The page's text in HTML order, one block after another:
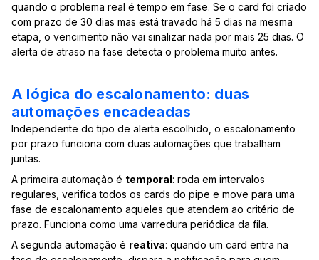
quando o problema real é tempo em fase. Se o card foi criado
com prazo de 30 dias mas está travado há 5 dias na mesma
etapa, o vencimento não vai sinalizar nada por mais 25 dias. O
alerta de atraso na fase detecta o problema muito antes.
A lógica do escalonamento: duas
automações encadeadas
Independente do tipo de alerta escolhido, o escalonamento
por prazo funciona com duas automações que trabalham
juntas.
A primeira automação é temporal: roda em intervalos
regulares, verifica todos os cards do pipe e move para uma
fase de escalonamento aqueles que atendem ao critério de
prazo. Funciona como uma varredura periódica da fila.
A segunda automação é reativa: quando um card entra na